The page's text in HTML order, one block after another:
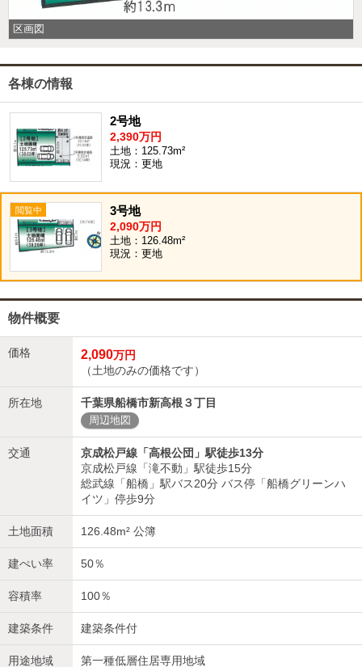
区画図
各棟の情報
2号地
2,390万円
土地：125.73m²
現況：更地
3号地
2,090万円
土地：126.48m²
現況：更地
物件概要
価格 2,090万円
（土地のみの価格です）
所在地 千葉県船橋市新高根３丁目
周辺地図
交通
京成松戸線「高根公団」駅徒歩13分
京成松戸線「滝不動」駅徒歩15分
総武線「船橋」駅バス20分 バス停「船橋グリーンハ
イツ」停歩9分
土地面積 126.48m² 公簿
建ぺい率 50％
容積率 100％
建築条件 建築条件付
用途地域 第一種低層住居専用地域